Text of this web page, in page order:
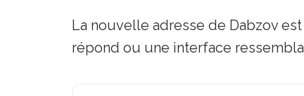
La nouvelle adresse de Dabzov
répond ou une interface